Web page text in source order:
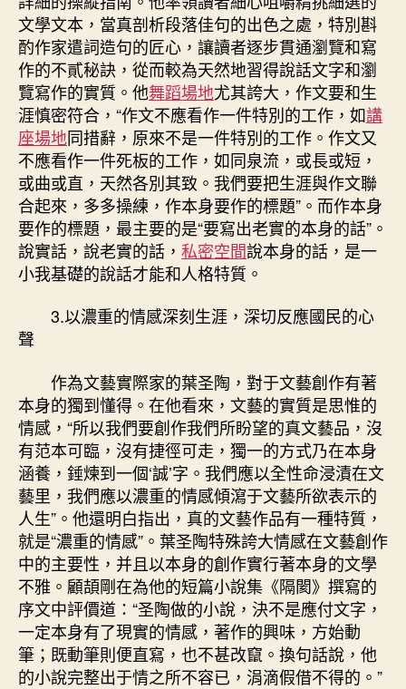
文學文本，當真剖析段落佳句的出色之處，特別斟
酌作家遣詞造句的匠心，讓讀者逐步貫通瀏覽和寫
作的不貳秘訣，從而較為天然地習得說話文字和瀏
覽寫作的實質。他舞蹈場地尤其誇大，作文要和生
涯慎密符合，“作文不應看作一件特別的工作，如講
座場地同措辭，原來不是一件特別的工作。作文又
不應看作一件死板的工作，如同泉流，或長或短，
或曲或直，天然各別其致。我們要把生涯與作文聯
合起來，多多操練，作本身要作的標題”。而作本身
要作的標題，最主要的是“要寫出老實的本身的話”。
說實話，說老實的話， 私密空間說本身的話，是一
小我基礎的說話才能和人格特質。
3.以濃重的情感深刻生涯，深切反應國民的心
聲
作為文藝實際家的葉圣陶，對于文藝創作有著
本身的獨到懂得。在他看來，文藝的實質是思惟的
情感，“所以我們要創作我們所盼望的真文藝品，沒
有范本可臨，沒有捷徑可走，獨一的方式乃在本身
涵養，錘煉到一個‘誠’字。我們應以全性命浸漬在文
藝里，我們應以濃重的情感傾瀉于文藝所欲表示的
人生”。他還明白指出，真的文藝作品有一種特質，
就是“濃重的情感”。葉圣陶特殊誇大情感在文藝創作
中的主要性，并且以本身的創作實行著本身的文學
不雅。顧頡剛在為他的短篇小說集《隔閡》撰寫的
序文中評價道：“圣陶做的小說，決不是應付文字，
一定本身有了現實的情感，著作的興味，方始動
筆；既動筆則便直寫，也不甚改竄。換句話說，他
的小說完整出于情之所不容已，涓滴假借不得的。”